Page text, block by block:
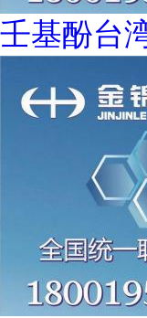
壬基酚台